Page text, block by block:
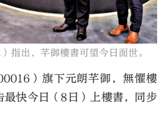
出，芊御樓書可望今日面世。
）旗下元朗芊御，無懼樓
最快今日（8日）上樓書，同步